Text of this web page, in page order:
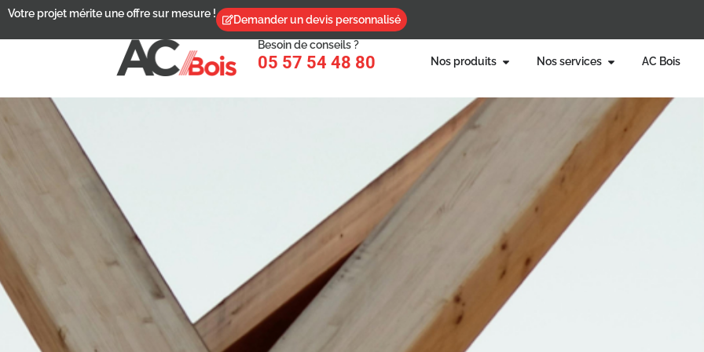
Votre projet mérite une offre sur mesure !
Demander un devis personnalisé
Besoin de conseils ?
05 57 54 48 80 Nos produits Nos services AC Bois